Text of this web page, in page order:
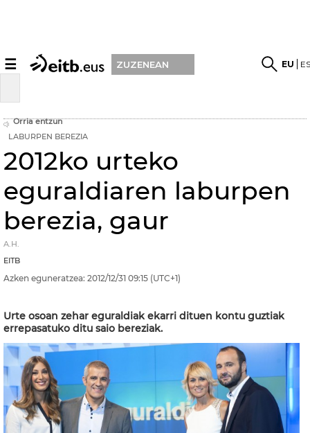
☰ ZUZENEAN EU
Orria entzun
LABURPEN BEREZIA
2012ko urteko
eguraldiaren laburpen
berezia, gaur
A.H.
EITB
Azken eguneratzea: 2012/12/31 09:15 (UTC+1)
Urte osoan zehar eguraldiak ekarri dituen kontu guztiak
errepasatuko ditu saio bereziak.